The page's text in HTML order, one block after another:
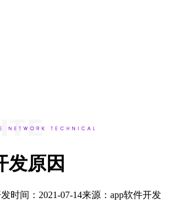
发原因
时间：2021-07-14来源：app软件开发